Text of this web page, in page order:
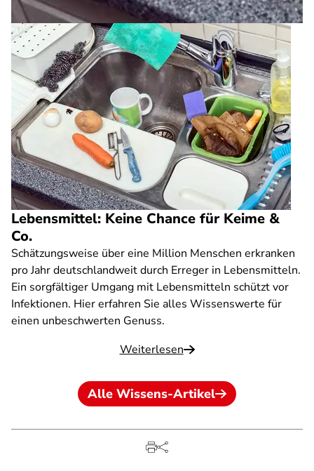
Lebensmittel: Keine Chance für Keime &
Co.
Schätzungsweise über eine Million Menschen erkranken
pro Jahr deutschlandweit durch Erreger in Lebensmitteln.
Ein sorgfältiger Umgang mit Lebensmitteln schützt vor
Infektionen. Hier erfahren Sie alles Wissenswerte für
einen unbeschwerten Genuss.
Weiterlesen
Alle Wissens-Artikel